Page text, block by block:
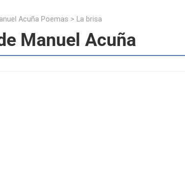
Acuña Poemas > La brisa
Manuel Acuña